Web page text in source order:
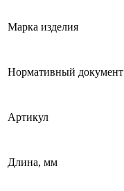
Марка изделия
Нормативный документ
Артикул
Длина, мм